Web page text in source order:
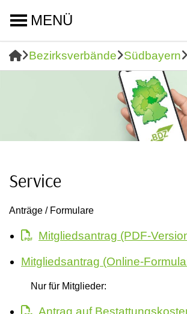
MENÜ
Bezirksverbände Südbayern
Service
Anträge / Formulare
Mitgliedsantrag (PDF-
Mitgliedsantrag (Online-
Nur für Mitglieder:
Antrag auf